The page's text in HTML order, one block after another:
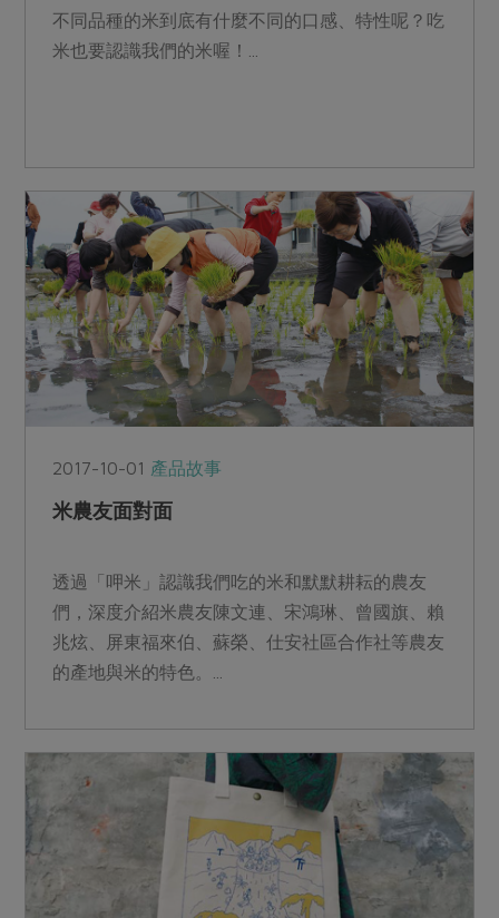
不同品種的米到底有什麼不同的口感、特性呢？吃
米也要認識我們的米喔！...
2017-10-01 產品故事
米農友面對面
透過「呷米」認識我們吃的米和默默耕耘的農友
們，深度介紹米農友陳文連、宋鴻琳、曾國旗、賴
兆炫、屏東福來伯、蘇榮、仕安社區合作社等農友
的產地與米的特色。...